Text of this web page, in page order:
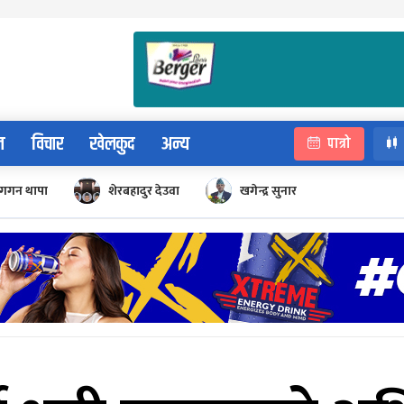
विचार खेलकुद अन्य पात्रो
गगन थापा शेरबहादुर देउवा खगेन्द्र सुनार